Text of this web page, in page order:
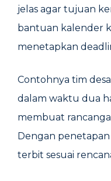
jelas agar tujuan
bantuan kalender
menetapkan
Contohnya tim
dalam waktu dua
membuat
Dengan
terbit sesuai